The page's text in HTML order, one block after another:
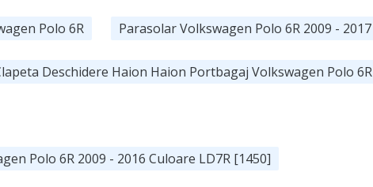
Polo 6R Parasolar Volkswagen Polo 6R 2009 - 2017
Deschidere Haion Haion Portbagaj Volkswagen Polo 6R
Polo 6R 2009 - 2016 Culoare LD7R [1450]